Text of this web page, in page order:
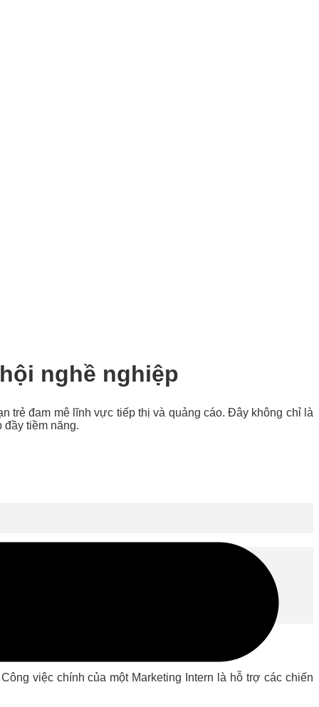
nghề nghiệp
trẻ đam mê lĩnh vực tiếp thị và quảng cáo. Đây không chỉ là
tiềm năng.
việc chính của một Marketing Intern là hỗ trợ các chiến